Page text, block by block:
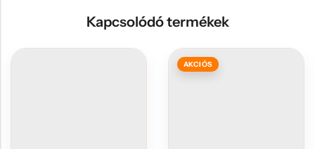
Kapcsolódó termékek
AKCIÓS